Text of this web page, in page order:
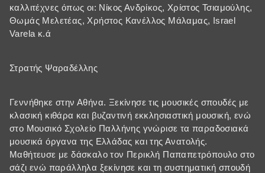
καλλιτέχνες όπως οι: Νίκος Ανδρίκος, Χρίστος Τσιαμούλης,
Θωμάς Μελετέας, Χρήστος Κανέλλος Μάλαμας, Israel
Varela κ.ά
Στρατής Ψαραδέλλης
Γεννήθηκε στην Αθήνα. Ξεκίνησε τις μουσικές σπουδές με
κλασική κιθάρα και βυζαντινή εκκλησιαστική μουσική, ενώ
στο Μουσικό Σχολείο Παλλήνης γνώρισε τα παραδοσιακά
μουσικά όργανα της Ελλάδας και της Ανατολής.
Μαθήτευσε με δάσκαλο τον Περικλή Παπαπετρόπουλο στο
σάζι ενώ παράλληλα ξεκίνησε και τη συστηματική σπουδή